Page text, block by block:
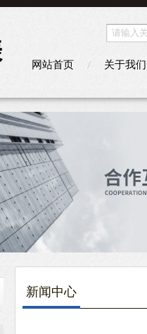
网站首页 关于我们
新闻中心